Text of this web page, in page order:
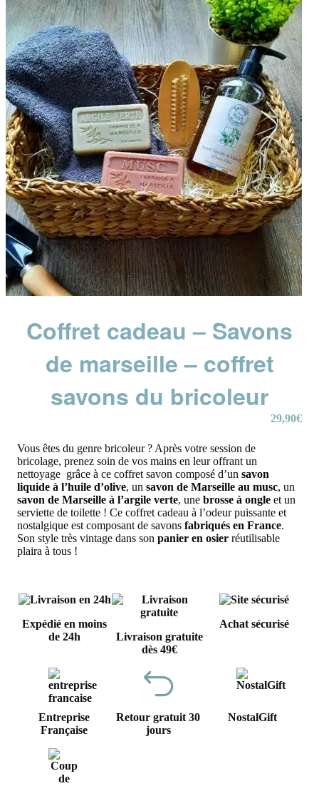
Coffret cadeau – Savons
de marseille – coffret
savons du bricoleur
29,90€
Vous êtes du genre bricoleur ? Après votre session de
bricolage, prenez soin de vos mains en leur offrant un
nettoyage grâce à ce coffret savon composé d’un savon
liquide à l’huile d’olive, un savon de Marseille au musc, un
savon de Marseille à l’argile verte, une brosse à ongle et un
serviette de toilette ! Ce coffret cadeau à l’odeur puissante et
nostalgique est composant de savons fabriqués en France.
Son style très vintage dans son panier en osier réutilisable
plaira à tous !
Expédié en moins
de 24h
Livraison gratuite
dès 49€
Achat sécurisé
Entreprise
Française
Retour gratuit 30
jours
NostalGift